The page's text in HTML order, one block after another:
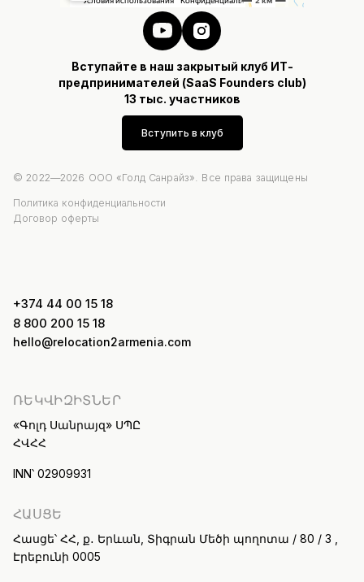
Вступайте в наш закрытый клуб ИТ-
предпринимателей (SaaS Founders club)
13 тыс. участников
Вступить в клуб
© 2022—2026 ООО «Голд Санрайз». Все права защищены
Политика конфиденциальности
Договор оферты
+374 44 00 15 18
8 800 200 15 18
hello@relocation2armenia.com
ՌԵԿՎԻԶԻՏՆԵՐ
«Գոլդ Սանրայզ» ՍՊԸ
ՀՎՀՀ
INN՝ 02909931
ՀԱՍՑԵ
Հասցե՝ ՀՀ, ք․ Երևան, Տիգրան Մեծի պողոտա / 80 / 3 ,
Էրեբունի 0005